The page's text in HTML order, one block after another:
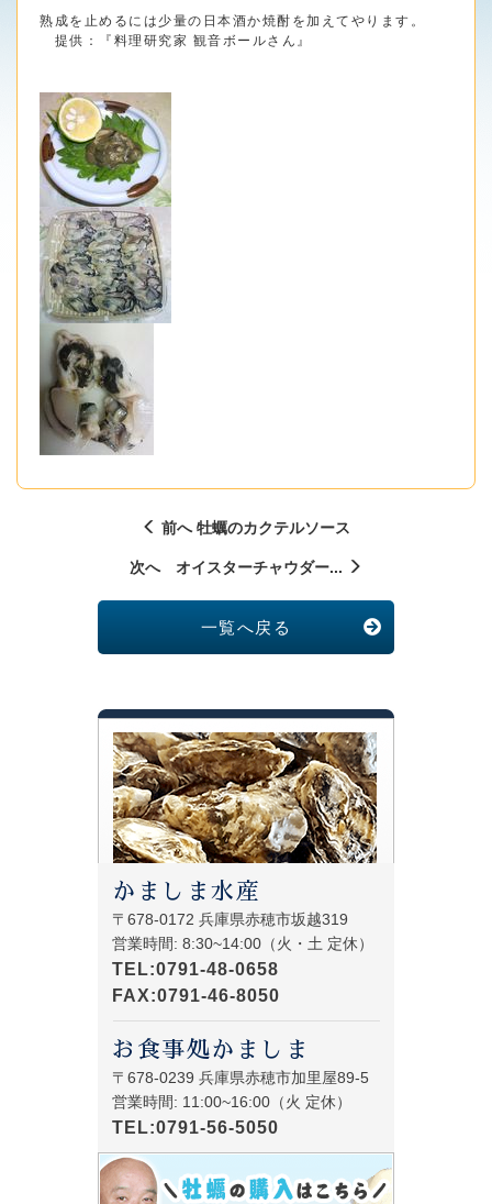
熟成を止めるには少量の日本酒か焼酎を加えてやります。
提供：『料理研究家 観音ボールさん』
前へ 牡蠣のカクテルソース
次へ オイスターチャウダー...
一覧へ戻る
かましま水産
〒678-0172 兵庫県赤穂市坂越319
営業時間: 8:30~14:00（火・土 定休）
TEL:0791-48-0658
FAX:0791-46-8050
お食事処かましま
〒678-0239 兵庫県赤穂市加里屋89-5
営業時間: 11:00~16:00（火 定休）
TEL:0791-56-5050